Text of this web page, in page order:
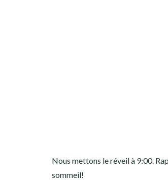
Nous mettons le réveil à 9:00.
sommeil!